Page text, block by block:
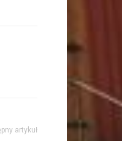
artykuł